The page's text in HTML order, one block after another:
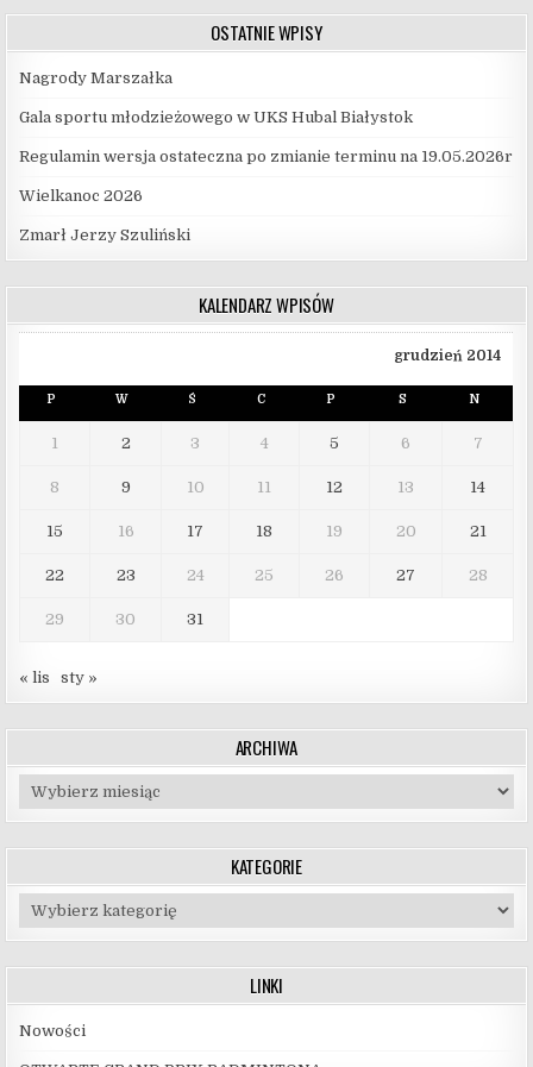
OSTATNIE WPISY
Nagrody Marszałka
Gala sportu młodzieżowego w UKS Hubal Białystok
Regulamin wersja ostateczna po zmianie terminu na 19.05.2026r
Wielkanoc 2026
Zmarł Jerzy Szuliński
KALENDARZ WPISÓW
grudzień 2014
P W Ś C P S N
1 2 3 4 5 6 7
8 9 10 11 12 13 14
15 16 17 18 19 20 21
22 23 24 25 26 27 28
29 30 31
« lis sty »
ARCHIWA
Archiwa
KATEGORIE
Kategorie
LINKI
Nowości